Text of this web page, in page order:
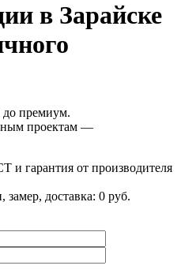
в Зарайске
до премиум.
проектам —
и гарантия от производителя
доставка: 0 руб.